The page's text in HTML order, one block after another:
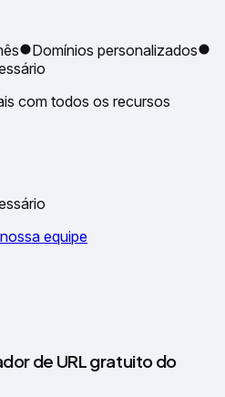
Domínios personalizados
com todos os recursos
equipe
de URL gratuito do